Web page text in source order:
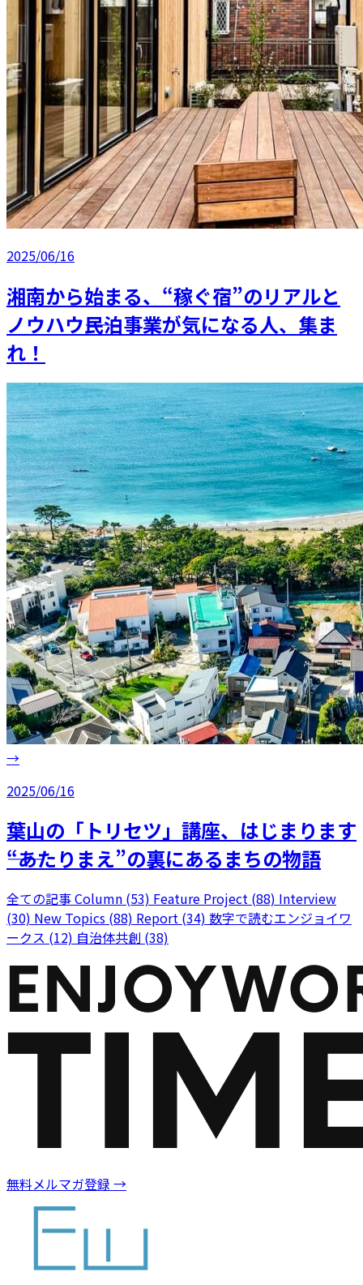
2025/06/16
湘南から始まる、“稼ぐ宿”のリアルと
ノウハウ――民泊事業が気になる人、集ま
れ！
→
2025/06/16
葉山の「トリセツ」講座、はじまります
――“あたりまえ”の裏にあるまちの物語
全ての記事Column (53) Feature Project (88) Interview
(30) New Topics (88) Report (34) 数字で読むエンジョイワ
ークス (12) 自治体共創 (38)
無料メルマガ登録 →